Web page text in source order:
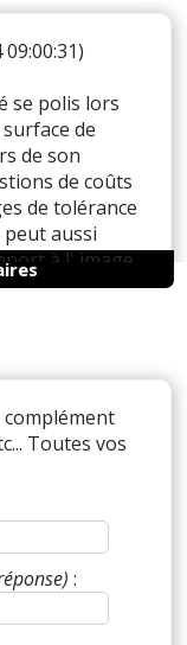
se polis lors
de
de son
de coûts
de tolérance
aussi
à l' image
les
pièces de
Pièce la moins
à changer).
chose c'est de
pour
et les
qu'en
filtres). La
Toutes vos
: